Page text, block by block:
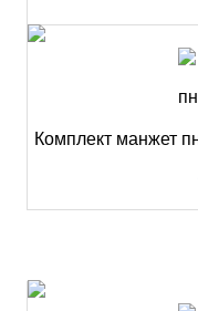
Комплект манжет